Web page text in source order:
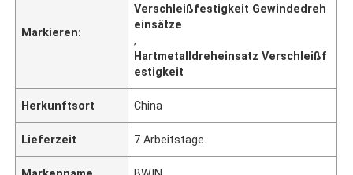
Markieren:
Verschleißfestigkeit Gewindedreh
einsätze
,
Hartmetalldreheinsatz Verschleißf
estigkeit
Herkunftsort China
Lieferzeit 7 Arbeitstage